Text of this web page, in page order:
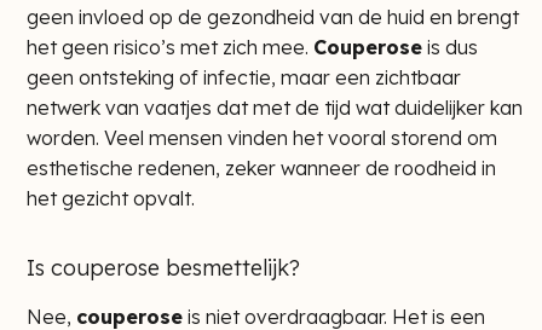
geen invloed op de gezondheid van de huid en brengt
het geen risico’s met zich mee. Couperose is dus
geen ontsteking of infectie, maar een zichtbaar
netwerk van vaatjes dat met de tijd wat duidelijker kan
worden. Veel mensen vinden het vooral storend om
esthetische redenen, zeker wanneer de roodheid in
het gezicht opvalt.
Is couperose besmettelijk?
Nee, couperose is niet overdraagbaar. Het is een